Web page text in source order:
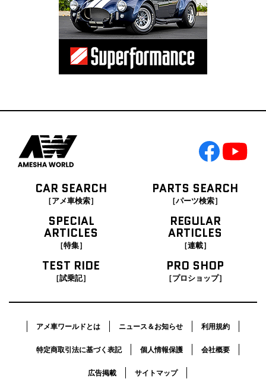
CAR SEARCH
［アメ車検索］
PARTS SEARCH
［パーツ検索］
SPECIAL
ARTICLES
［特集］
REGULAR
ARTICLES
［連載］
TEST RIDE
［試乗記］
PRO SHOP
［プロショップ］
アメ車ワールドとは ニュース＆お知らせ 利用規約
特定商取引法に基づく表記 個人情報保護 会社概要
広告掲載 サイトマップ